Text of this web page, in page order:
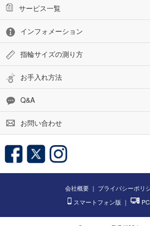
サービス一覧
インフォメーション
指輪サイズの測り方
お手入れ方法
Q&A
お問い合わせ
会社概要 ｜ プライバシーポリ
スマートフォン版 ｜